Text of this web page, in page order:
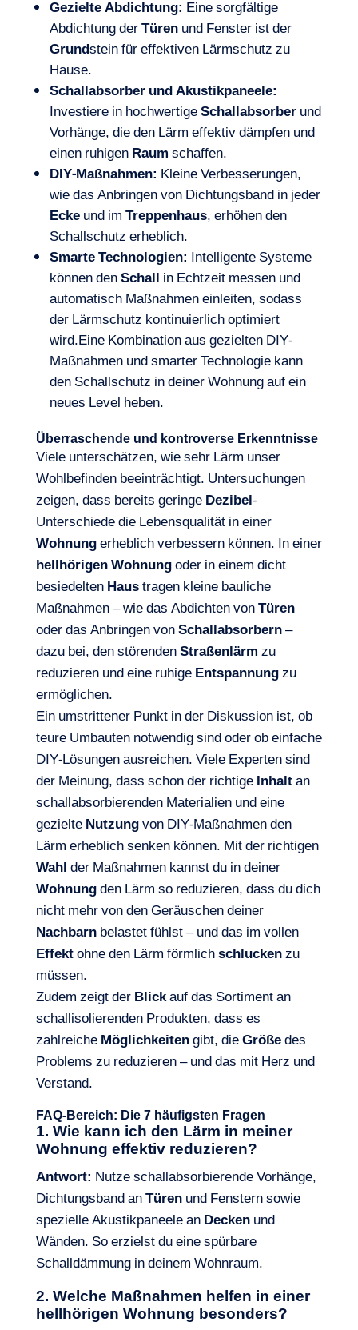
Gezielte Abdichtung: Eine sorgfältige
Abdichtung derTürenund Fenster ist der
Grundstein für effektiven Lärmschutz zu
Hause.
Schallabsorber und Akustikpaneele:
Investiere in hochwertigeSchallabsorberund
Vorhänge, die den Lärm effektiv dämpfen und
einen ruhigenRaumschaffen.
DIY-Maßnahmen: Kleine Verbesserungen,
wie das Anbringen von Dichtungsband in jeder
Eckeund imTreppenhaus, erhöhen den
Schallschutz erheblich.
Smarte Technologien: Intelligente Systeme
können denSchall in Echtzeit messen und
automatisch Maßnahmen einleiten, sodass
der Lärmschutz kontinuierlich optimiert
wird.Eine Kombination aus gezielten DIY-
Maßnahmen und smarter Technologie kann
den Schallschutz in deiner Wohnung auf ein
neues Level heben.
Überraschende und kontroverse Erkenntnisse
Viele unterschätzen, wie sehr Lärm unser
Wohlbefinden beeinträchtigt. Untersuchungen
zeigen, dass bereits geringeDezibel-
Unterschiede die Lebensqualität in einer
Wohnungerheblich verbessern können. In einer
hellhörigen Wohnungoder in einem dicht
besiedeltenHaustragen kleine bauliche
Maßnahmen – wie das Abdichten vonTüren
oder das Anbringen vonSchallabsorbern–
dazu bei, den störendenStraßenlärmzu
reduzieren und eine ruhigeEntspannungzu
ermöglichen.
Ein umstrittener Punkt in der Diskussion ist, ob
teure Umbauten notwendig sind oder ob einfache
DIY-Lösungen ausreichen. Viele Experten sind
der Meinung, dass schon der richtigeInhaltan
schallabsorbierenden Materialien und eine
gezielteNutzungvon DIY-Maßnahmen den
Lärm erheblich senken können. Mit der richtigen
Wahlder Maßnahmen kannst du in deiner
Wohnungden Lärm so reduzieren, dass du dich
nicht mehr von den Geräuschen deiner
Nachbarnbelastet fühlst – und das im vollen
Effektohne den Lärm förmlichschluckenzu
müssen.
Zudem zeigt derBlickauf das Sortiment an
schallisolierenden Produkten, dass es
zahlreicheMöglichkeitengibt, dieGrößedes
Problems zu reduzieren – und das mit Herz und
Verstand.
FAQ-Bereich: Die 7 häufigsten Fragen
1. Wie kann ich den Lärm in meiner
Wohnung effektiv reduzieren?
Antwort: Nutze schallabsorbierende Vorhänge,
Dichtungsband anTürenund Fenstern sowie
spezielle Akustikpaneele anDeckenund
Wänden. So erzielst du eine spürbare
Schalldämmung in deinem Wohnraum.
2. Welche Maßnahmen helfen in einer
hellhörigen Wohnung besonders?